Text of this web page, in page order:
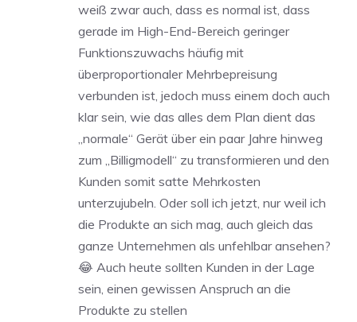
weiß zwar auch, dass es normal ist, dass
gerade im High-End-Bereich geringer
Funktionszuwachs häufig mit
überproportionaler Mehrbepreisung
verbunden ist, jedoch muss einem doch auch
klar sein, wie das alles dem Plan dient das
„normale“ Gerät über ein paar Jahre hinweg
zum „Billigmodell“ zu transformieren und den
Kunden somit satte Mehrkosten
unterzujubeln. Oder soll ich jetzt, nur weil ich
die Produkte an sich mag, auch gleich das
ganze Unternehmen als unfehlbar ansehen?
😂 Auch heute sollten Kunden in der Lage
sein, einen gewissen Anspruch an die
Produkte zu stellen